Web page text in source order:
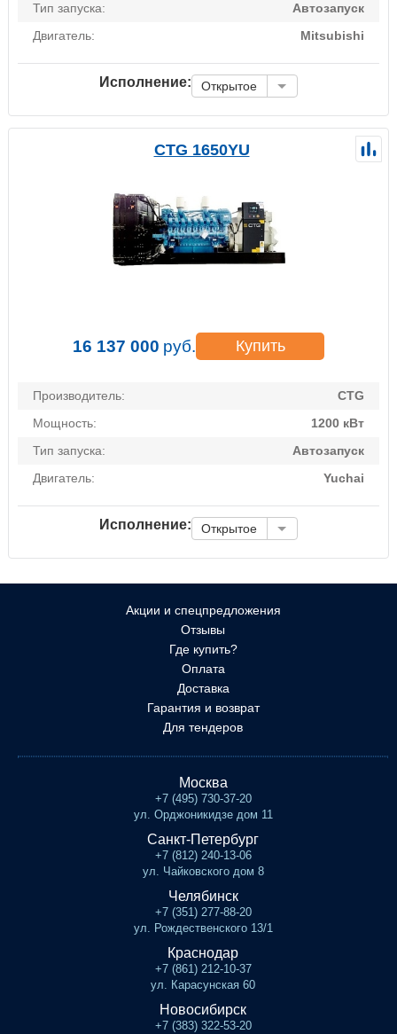
Тип запуска:
Автозапуск
Двигатель:
Mitsubishi
Исполнение: Открытое
CTG 1650YU
16 137 000 руб. Купить
Производитель:
CTG
Мощность:
1200 кВт
Тип запуска:
Автозапуск
Двигатель:
Yuchai
Исполнение: Открытое
Акции и спецпредложения
Отзывы
Где купить?
Оплата
Доставка
Гарантия и возврат
Для тендеров
Москва
+7 (495) 730-37-20
ул. Орджоникидзе дом 11
Санкт-Петербург
+7 (812) 240-13-06
ул. Чайковского дом 8
Челябинск
+7 (351) 277-88-20
ул. Рождественского 13/1
Краснодар
+7 (861) 212-10-37
ул. Карасунская 60
Новосибирск
+7 (383) 322-53-20